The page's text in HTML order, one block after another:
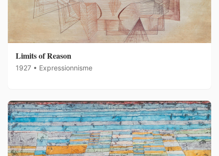
Limits of Reason
1927 • Expressionnisme